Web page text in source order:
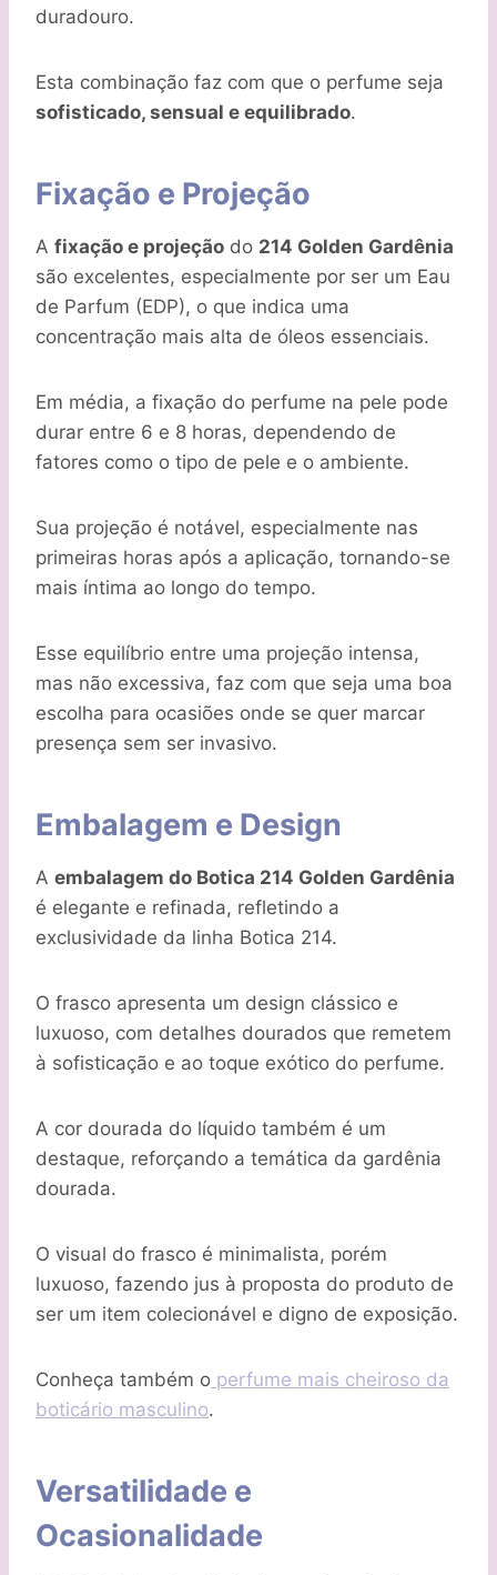
duradouro.
Esta combinação faz com que o perfume seja
sofisticado, sensual e equilibrado.
Fixação e Projeção
A fixação e projeção do 214 Golden Gardênia
são excelentes, especialmente por ser um Eau
de Parfum (EDP), o que indica uma
concentração mais alta de óleos essenciais.
Em média, a fixação do perfume na pele pode
durar entre 6 e 8 horas, dependendo de
fatores como o tipo de pele e o ambiente.
Sua projeção é notável, especialmente nas
primeiras horas após a aplicação, tornando-se
mais íntima ao longo do tempo.
Esse equilíbrio entre uma projeção intensa,
mas não excessiva, faz com que seja uma boa
escolha para ocasiões onde se quer marcar
presença sem ser invasivo.
Embalagem e Design
A embalagem do Botica 214 Golden Gardênia
é elegante e refinada, refletindo a
exclusividade da linha Botica 214.
O frasco apresenta um design clássico e
luxuoso, com detalhes dourados que remetem
à sofisticação e ao toque exótico do perfume.
A cor dourada do líquido também é um
destaque, reforçando a temática da gardênia
dourada.
O visual do frasco é minimalista, porém
luxuoso, fazendo jus à proposta do produto de
ser um item colecionável e digno de exposição.
Conheça também o perfume mais cheiroso da
boticário masculino.
Versatilidade e
Ocasionalidade